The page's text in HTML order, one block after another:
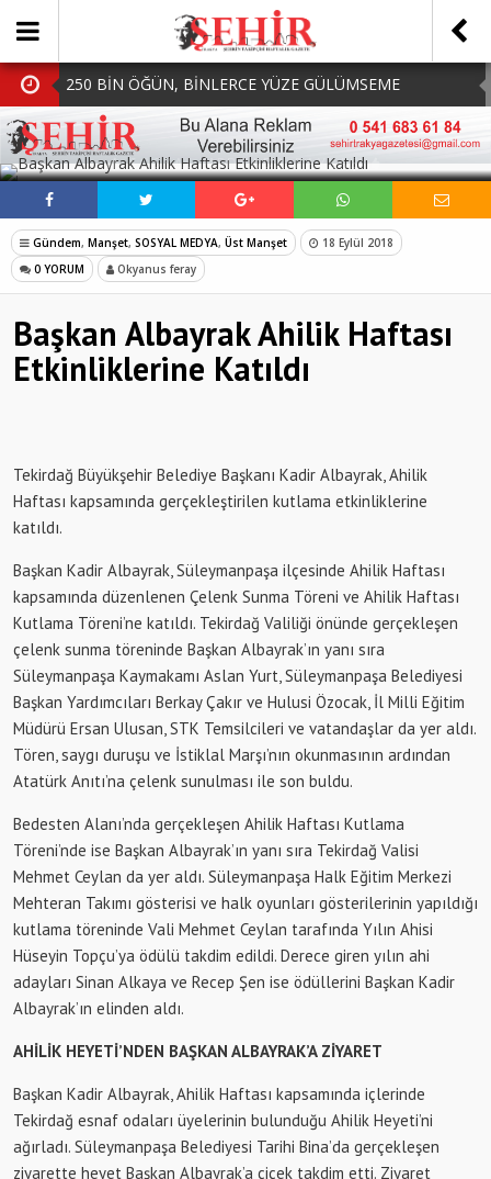
250 BİN ÖĞÜN, BİNLERCE YÜZE GÜLÜMSEME
BAŞKAN MÜGE YILDIZ TOPAK: ‘SOSYAL
BELEDİYECİLİKTE HİÇBİR HEMŞERİMİZİ YALNIZ
BIRAKMIYORUZ!’
MHP Çorlu İlçe Teşkilatında Yeni Dönem Başladı:
Mazbatalar Alındı
Dolu Vurdu, Büyükşehir Üreticiyi Yalnız Bırakmadı
SOFRALARDA BEREKETİ, GÖNÜLLERDE DAYANIŞMAYI
SOSYAL MEDYADA PAYLAŞ
Gündem, Manşet, SOSYAL MEDYA, Üst Manşet
18 Eylül 2018
0 YORUM
Okyanus feray
Başkan Albayrak Ahilik Haftası
Etkinliklerine Katıldı
Tekirdağ Büyükşehir Belediye Başkanı Kadir Albayrak, Ahilik
Haftası kapsamında gerçekleştirilen kutlama etkinliklerine
katıldı.
Başkan Kadir Albayrak, Süleymanpaşa ilçesinde Ahilik Haftası
kapsamında düzenlenen Çelenk Sunma Töreni ve Ahilik Haftası
Kutlama Töreni’ne katıldı. Tekirdağ Valiliği önünde gerçekleşen
çelenk sunma töreninde Başkan Albayrak’ın yanı sıra
Süleymanpaşa Kaymakamı Aslan Yurt, Süleymanpaşa Belediyesi
Başkan Yardımcıları Berkay Çakır ve Hulusi Özocak, İl Milli Eğitim
Müdürü Ersan Ulusan, STK Temsilcileri ve vatandaşlar da yer aldı.
Tören, saygı duruşu ve İstiklal Marşı’nın okunmasının ardından
Atatürk Anıtı’na çelenk sunulması ile son buldu.
Bedesten Alanı’nda gerçekleşen Ahilik Haftası Kutlama
Töreni’nde ise Başkan Albayrak’ın yanı sıra Tekirdağ Valisi
Mehmet Ceylan da yer aldı. Süleymanpaşa Halk Eğitim Merkezi
Mehteran Takımı gösterisi ve halk oyunları gösterilerinin yapıldığı
kutlama töreninde Vali Mehmet Ceylan tarafında Yılın Ahisi
Hüseyin Topçu’ya ödülü takdim edildi. Derece giren yılın ahi
adayları Sinan Alkaya ve Recep Şen ise ödüllerini Başkan Kadir
Albayrak’ın elinden aldı.
AHİLİK HEYETİ’NDEN BAŞKAN ALBAYRAK’A ZİYARET
Başkan Kadir Albayrak, Ahilik Haftası kapsamında içlerinde
Tekirdağ esnaf odaları üyelerinin bulunduğu Ahilik Heyeti’ni
ağırladı. Süleymanpaşa Belediyesi Tarihi Bina’da gerçekleşen
ziyarette heyet Başkan Albayrak’a çiçek takdim etti. Ziyaret